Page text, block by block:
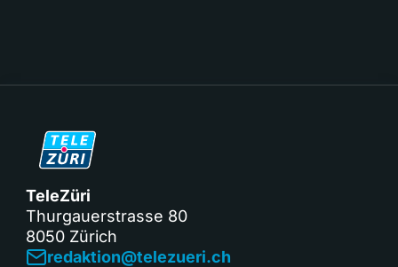
TeleZüri
Thurgauerstrasse 80
8050 Zürich
redaktion@telezueri.ch